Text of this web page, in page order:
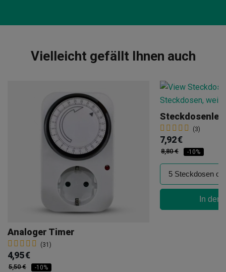
Vielleicht gefällt Ihnen auch
Analoger Timer
(31)
4,95 €
5,50 € -10%
(3)
7,92 €
8,80 € -10%
In den